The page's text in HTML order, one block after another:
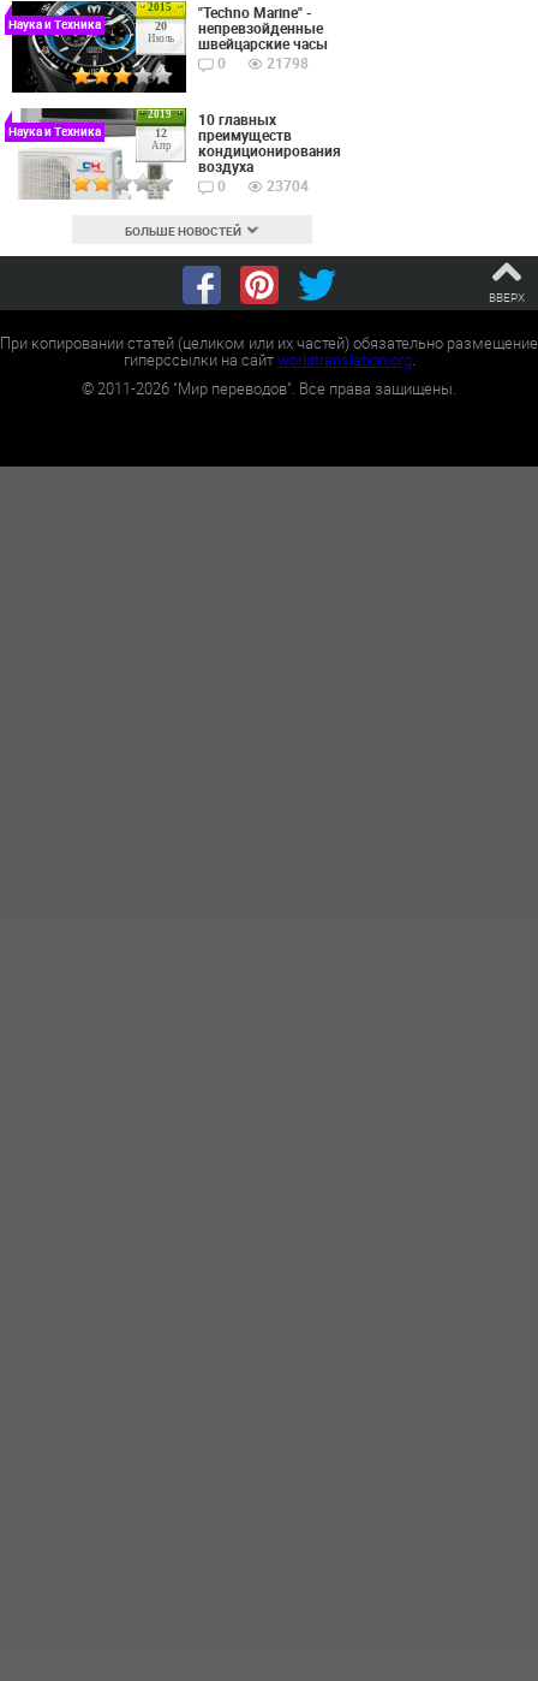
2015
20
Июль
Наука и Техника
"Techno Marine" -
непревзойденные
швейцарские часы
0
21798
2019
12
Апр
Наука и Техника
10 главных
преимуществ
кондиционирования
воздуха
0
23704
БОЛЬШЕ НОВОСТЕЙ
ВВЕРХ
При копировании статей (целиком или их частей) обязательно размещение
гиперссылки на сайтworldtranslation.org.
©2011-2026 "Мир переводов". Все права защищены.